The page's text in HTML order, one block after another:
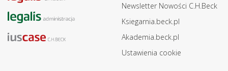
Newsletter Nowości C.H.Beck
Ksiegarnia.beck.pl
Akademia.beck.pl
Ustawienia cookie